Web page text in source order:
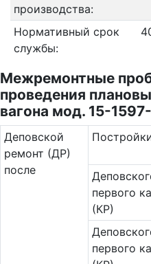
производства:
Нормативный срок
службы:
Межремонтные
проведения
вагона мод. 15-
Де­повс­кой
ремонт (ДР)
после
первого
(КР)
первого